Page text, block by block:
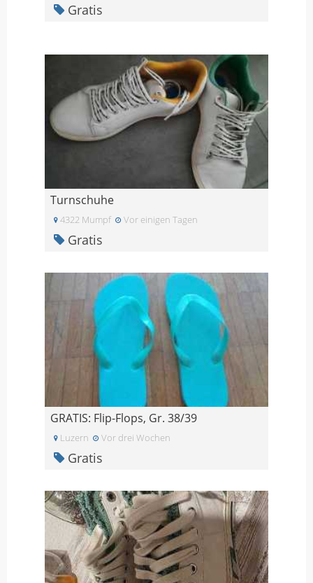
Gratis
Turnschuhe
4322 Mumpf Vor einigen Tagen
Gratis
GRATIS: Flip-Flops, Gr. 38/39
Luzern Vor drei Wochen
Gratis